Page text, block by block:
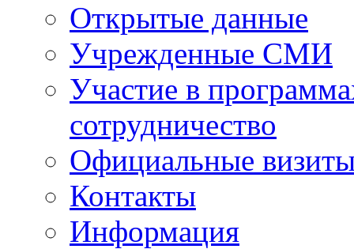
Открытые данные
Учрежденные СМИ
Участие в
сотрудничество
Официальные
Контакты
Информация